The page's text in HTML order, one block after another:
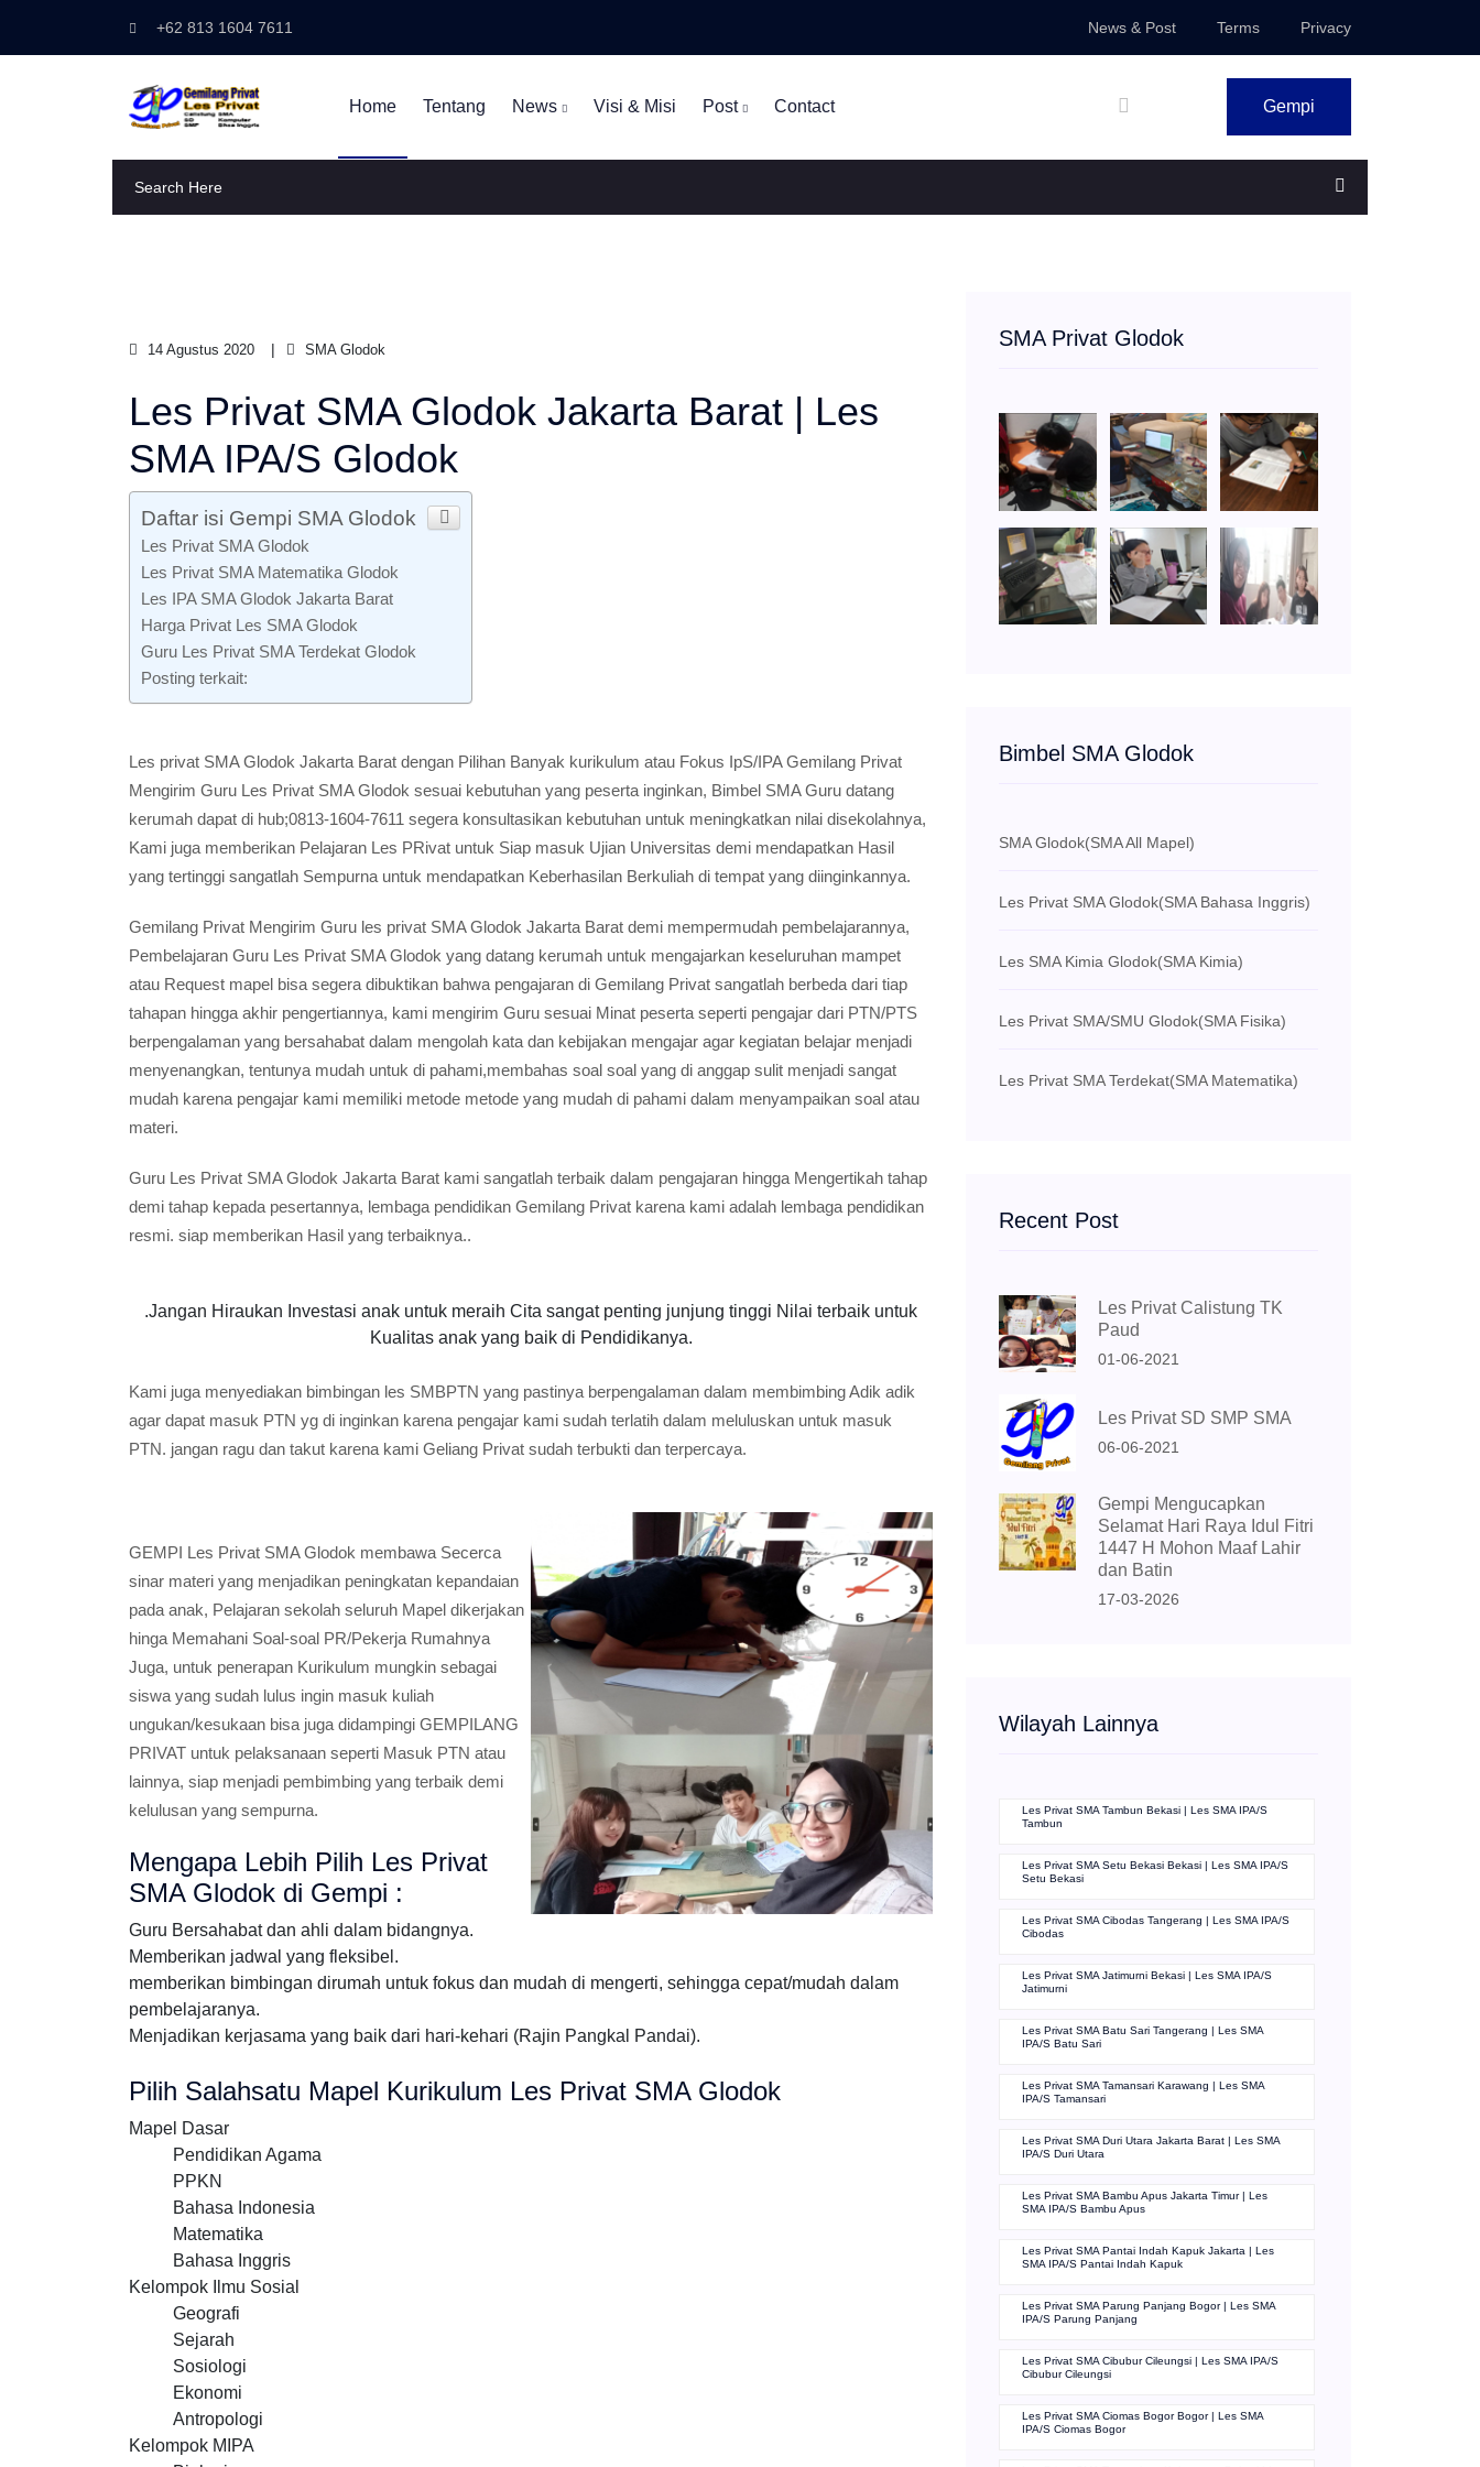
+62 813 1604 7611 News & Post Terms Privacy
Home Tentang News Visi & Misi Post Contact Gempi
14 Agustus 2020 SMA Glodok
Les Privat SMA Glodok Jakarta Barat | Les
SMA IPA/S Glodok
Daftar isi Gempi SMA Glodok
Les Privat SMA Glodok
Les Privat SMA Matematika Glodok
Les IPA SMA Glodok Jakarta Barat
Harga Privat Les SMA Glodok
Guru Les Privat SMA Terdekat Glodok
Posting terkait:
Les privat SMA Glodok Jakarta Barat dengan Pilihan Banyak kurikulum atau Fokus IpS/IPA Gemilang Privat
Mengirim Guru Les Privat SMA Glodok sesuai kebutuhan yang peserta inginkan, Bimbel SMA Guru datang
kerumah dapat di hub;0813-1604-7611 segera konsultasikan kebutuhan untuk meningkatkan nilai disekolahnya,
Kami juga memberikan Pelajaran Les PRivat untuk Siap masuk Ujian Universitas demi mendapatkan Hasil
yang tertinggi sangatlah Sempurna untuk mendapatkan Keberhasilan Berkuliah di tempat yang diinginkannya.
Gemilang Privat Mengirim Guru les privat SMA Glodok Jakarta Barat demi mempermudah pembelajarannya,
Pembelajaran Guru Les Privat SMA Glodok yang datang kerumah untuk mengajarkan keseluruhan mampet
atau Request mapel bisa segera dibuktikan bahwa pengajaran di Gemilang Privat sangatlah berbeda dari tiap
tahapan hingga akhir pengertiannya, kami mengirim Guru sesuai Minat peserta seperti pengajar dari PTN/PTS
berpengalaman yang bersahabat dalam mengolah kata dan kebijakan mengajar agar kegiatan belajar menjadi
menyenangkan, tentunya mudah untuk di pahami,membahas soal soal yang di anggap sulit menjadi sangat
mudah karena pengajar kami memiliki metode metode yang mudah di pahami dalam menyampaikan soal atau
materi.
Guru Les Privat SMA Glodok Jakarta Barat kami sangatlah terbaik dalam pengajaran hingga Mengertikah tahap
demi tahap kepada pesertannya, lembaga pendidikan Gemilang Privat karena kami adalah lembaga pendidikan
resmi. siap memberikan Hasil yang terbaiknya..
.Jangan Hiraukan Investasi anak untuk meraih Cita sangat penting junjung tinggi Nilai terbaik untuk
Kualitas anak yang baik di Pendidikanya.
Kami juga menyediakan bimbingan les SMBPTN yang pastinya berpengalaman dalam membimbing Adik adik
agar dapat masuk PTN yg di inginkan karena pengajar kami sudah terlatih dalam meluluskan untuk masuk
PTN. jangan ragu dan takut karena kami Geliang Privat sudah terbukti dan terpercaya.
GEMPI Les Privat SMA Glodok membawa Secerca
sinar materi yang menjadikan peningkatan kepandaian
pada anak, Pelajaran sekolah seluruh Mapel dikerjakan
hinga Memahani Soal-soal PR/Pekerja Rumahnya
Juga, untuk penerapan Kurikulum mungkin sebagai
siswa yang sudah lulus ingin masuk kuliah
ungukan/kesukaan bisa juga didampingi GEMPILANG
PRIVAT untuk pelaksanaan seperti Masuk PTN atau
lainnya, siap menjadi pembimbing yang terbaik demi
kelulusan yang sempurna.
Mengapa Lebih Pilih Les Privat
SMA Glodok di Gempi :
Guru Bersahabat dan ahli dalam bidangnya.
Memberikan jadwal yang fleksibel.
memberikan bimbingan dirumah untuk fokus dan mudah di mengerti, sehingga cepat/mudah dalam
pembelajaranya.
Menjadikan kerjasama yang baik dari hari-kehari (Rajin Pangkal Pandai).
Pilih Salahsatu Mapel Kurikulum Les Privat SMA Glodok
Mapel Dasar
Pendidikan Agama
PPKN
Bahasa Indonesia
Matematika
Bahasa Inggris
Kelompok Ilmu Sosial
Geografi
Sejarah
Sosiologi
Ekonomi
Antropologi
Kelompok MIPA
SMA Privat Glodok
Bimbel SMA Glodok
SMA Glodok(SMA All Mapel)
Les Privat SMA Glodok(SMA Bahasa Inggris)
Les SMA Kimia Glodok(SMA Kimia)
Les Privat SMA/SMU Glodok(SMA Fisika)
Les Privat SMA Terdekat(SMA Matematika)
Recent Post
Les Privat Calistung TK
Paud
01-06-2021
Les Privat SD SMP SMA
06-06-2021
Gempi Mengucapkan
Selamat Hari Raya Idul Fitri
1447 H Mohon Maaf Lahir
dan Batin
17-03-2026
Wilayah Lainnya
Les Privat SMA Tambun Bekasi | Les SMA IPA/S
Tambun
Les Privat SMA Setu Bekasi Bekasi | Les SMA IPA/S
Setu Bekasi
Les Privat SMA Cibodas Tangerang | Les SMA IPA/S
Cibodas
Les Privat SMA Jatimurni Bekasi | Les SMA IPA/S
Jatimurni
Les Privat SMA Batu Sari Tangerang | Les SMA
IPA/S Batu Sari
Les Privat SMA Tamansari Karawang | Les SMA
IPA/S Tamansari
Les Privat SMA Duri Utara Jakarta Barat | Les SMA
IPA/S Duri Utara
Les Privat SMA Bambu Apus Jakarta Timur | Les
SMA IPA/S Bambu Apus
Les Privat SMA Pantai Indah Kapuk Jakarta | Les
SMA IPA/S Pantai Indah Kapuk
Les Privat SMA Parung Panjang Bogor | Les SMA
IPA/S Parung Panjang
Les Privat SMA Cibubur Cileungsi | Les SMA IPA/S
Cibubur Cileungsi
Les Privat SMA Ciomas Bogor Bogor | Les SMA
IPA/S Ciomas Bogor